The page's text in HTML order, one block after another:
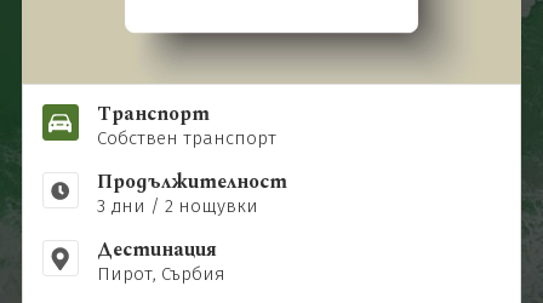
Почивки и екскурзии до Дубай
Почивки в Италия
Последвайте ни
Транспорт
Собствен транспорт
Продължителност
3 дни / 2 нощувки
Дестинация
Пирот, Сърбия